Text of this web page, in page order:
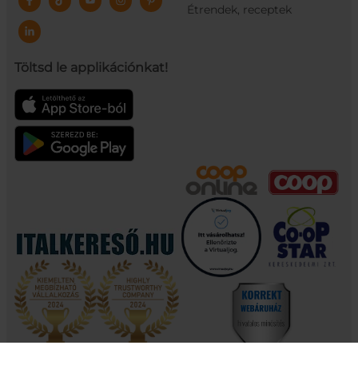
Töltsd le applikációnkat!
Étrendek, receptek